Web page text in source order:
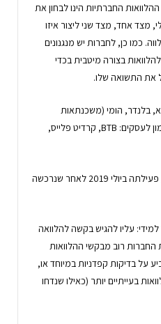
החברתיות הינו לבחון את
מצד אחד, מצד שני ליצור איזו
כמו כן, לחברות יש מנגנונים
בצורה מיטבית בכדי
את התשואה שלו.
בלנדר, הומי (משכנתאות
חברתית) וחברות שמתמחות במימון לעסקים: BTB, קרדיט פלייס,
חברת eLoan הודיעה על הפסקת פעילתה ביולי 2019 לאחר שנרכשה
עליו להגיש בקשה להלוואה
החברות רוב מבקשי ההלוואות
על בדיקות קפדניות במיוחד או,
בעייתיים יותר (כאילו שנדחו